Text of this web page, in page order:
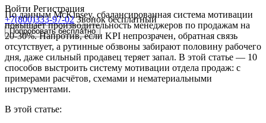
Войти Регистрация
+7(800)333-97-02 Звонок бесплатный
Попробовать бесплатно
По данным McKinsey, сбалансированная система мотивации
повышает производительность менеджеров по продажам на
20-30%. Напротив, если KPI непрозрачен, обратная связь
отсутствует, а рутинные обзвоны забирают половину рабочего
дня, даже сильный продавец теряет запал. В этой статье — 10
способов выстроить систему мотивации отдела продаж: с
примерами расчётов, схемами и нематериальными
инструментами.
В этой статье: